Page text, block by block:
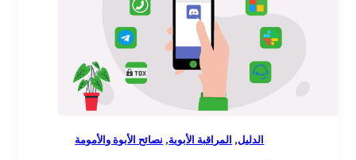
الدليل, المراقبة الأبوية, نصائح الأبوة والأمومة